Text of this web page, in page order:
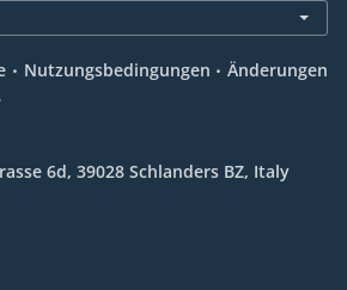
. Nutzungsbedingungen . Änderungen
6d, 39028 Schlanders BZ, Italy